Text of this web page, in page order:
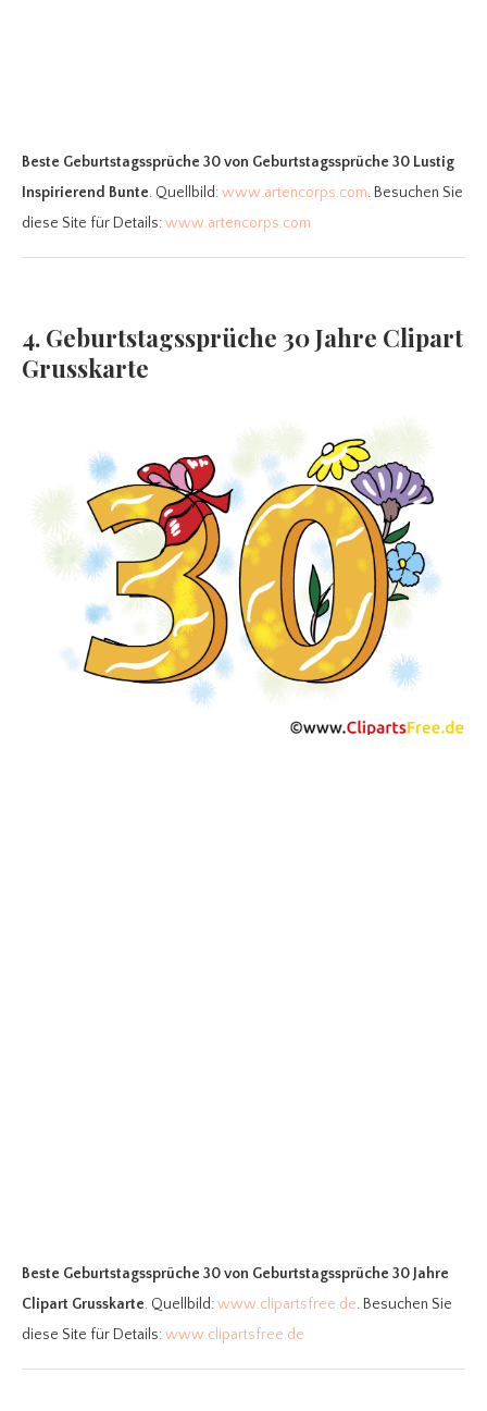
Beste Geburtstagssprüche 30von Geburtstagssprüche 30 Lustig
Inspirierend Bunte. Quellbild:www.artencorps.com. Besuchen Sie
diese Site für Details:www.artencorps.com
4. Geburtstagssprüche 30 Jahre Clipart
Grusskarte
Beste Geburtstagssprüche 30von Geburtstagssprüche 30 Jahre
Clipart Grusskarte. Quellbild:www.clipartsfree.de. Besuchen Sie
diese Site für Details:www.clipartsfree.de